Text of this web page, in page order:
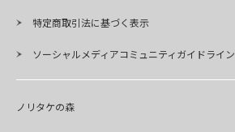
特定商取引法に基づく表示
ソーシャルメディアコミュニティガイドライン
ノリタケの森